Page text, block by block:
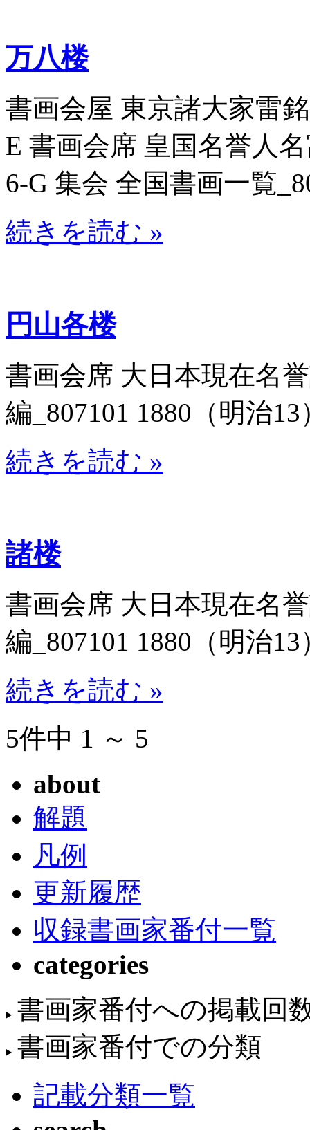
万八楼
書画会屋 東京諸大家雷
E 書画会席 皇国名誉人
6-G 集会 全国書画一覧
続きを読む »
円山各楼
書画会席 大日本現在名
編_807101 1880（明治13
続きを読む »
諸楼
書画会席 大日本現在名
編_807101 1880（明治13
続きを読む »
5件中 1 ～ 5
about
解題
凡例
更新履歴
収録書画家番付一覧
categories
書画家番付への掲載回
書画家番付での分類
記載分類一覧